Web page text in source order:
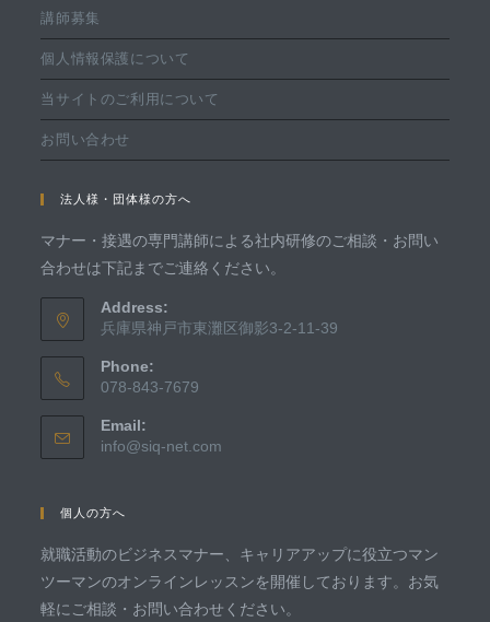
講師募集
個人情報保護について
当サイトのご利用について
お問い合わせ
法人様・団体様の方へ
マナー・接遇の専門講師による社内研修のご相談・お問い
合わせは下記までご連絡ください。
Address:
兵庫県神戸市東灘区御影3-2-11-39
Phone:
078-843-7679
Email:
info@siq-net.com
個人の方へ
就職活動のビジネスマナー、キャリアアップに役立つマン
ツーマンのオンラインレッスンを開催しております。お気
軽にご相談・お問い合わせください。